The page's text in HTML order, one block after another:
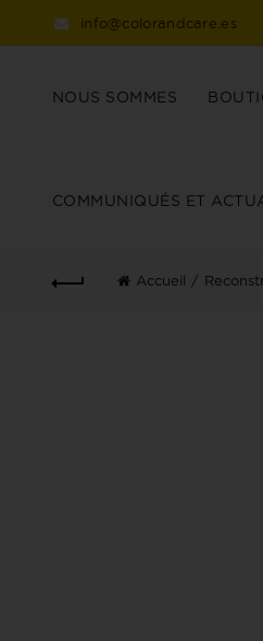
info@colorandcare.es
NOUS SOMMES
COMMUNIQUÉS ET
Accueil